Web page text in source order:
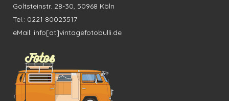
Goltsteinstr. 28-30, 50968 Köln
Tel.: 0221 80023517
eMail: info[at]vintagefotobulli.de